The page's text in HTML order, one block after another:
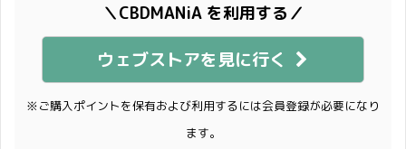
＼CBDMANiA を利用する／
ウェブストアを見に行く
※ご購入ポイントを保有および利用するには会員登録が必要になり
ます。